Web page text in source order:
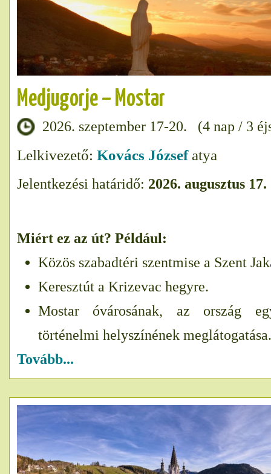
Medjugorje – Mostar
2026. szeptember 17-20. (4 nap / 3
Lelkivezető: Kovács Józsefatya
Jelentkezési határidő: 2026. augusztus 17.
Miért ez az út? Például:
Közös szabadtéri szentmise a Szent
Keresztút a Krizevac hegyre.
Mostar óvárosának, az ország
történelmi helyszínének
Tovább...